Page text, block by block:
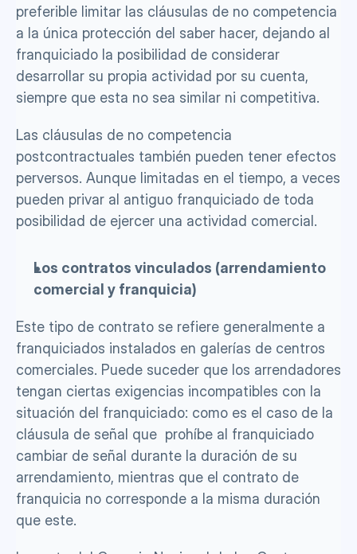
preferible limitar las cláusulas de no competencia
a la única protección del saber hacer, dejando al
franquiciado la posibilidad de considerar
desarrollar su propia actividad por su cuenta,
siempre que esta no sea similar ni competitiva.
Las cláusulas de no competencia
postcontractuales también pueden tener efectos
perversos. Aunque limitadas en el tiempo, a veces
pueden privar al antiguo franquiciado de toda
posibilidad de ejercer una actividad comercial.
Los contratos vinculados (arrendamiento
comercial y franquicia)
Este tipo de contrato se refiere generalmente a
franquiciados instalados en galerías de centros
comerciales. Puede suceder que los arrendadores
tengan ciertas exigencias incompatibles con la
situación del franquiciado: como es el caso de la
cláusula de señal que  prohíbe al franquiciado
cambiar de señal durante la duración de su
arrendamiento, mientras que el contrato de
franquicia no corresponde a la misma duración
que este.